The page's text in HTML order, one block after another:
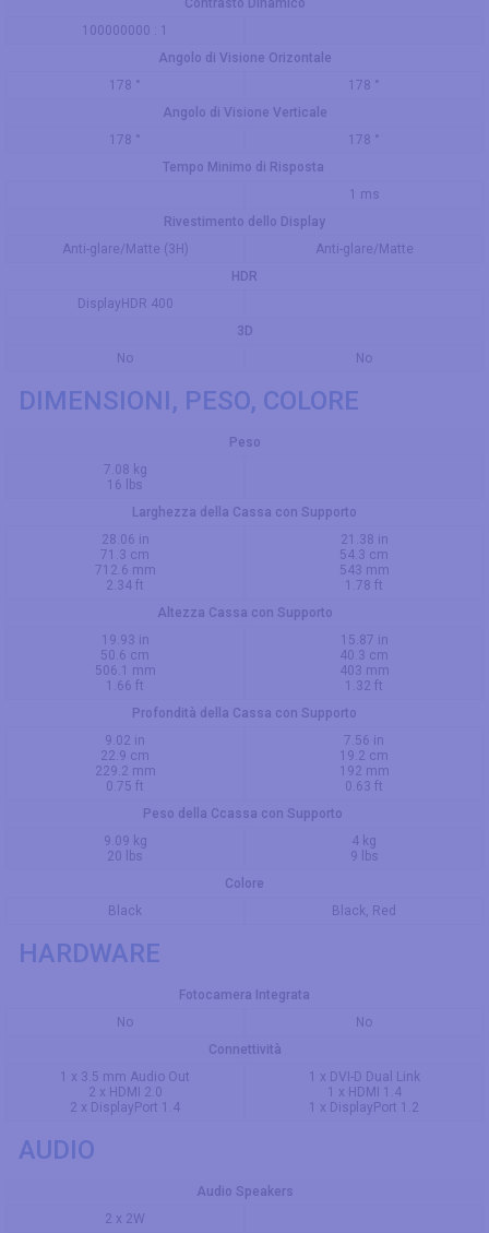
Contrasto Dinamico
100000000 : 1
Angolo di Visione Orizontale
178 °
178 °
Angolo di Visione Verticale
178 °
178 °
Tempo Minimo di Risposta
1 ms
Rivestimento dello Display
Anti-glare/Matte (3H)
Anti-glare/Matte
HDR
DisplayHDR 400
3D
No
No
DIMENSIONI, PESO, COLORE
Peso
7.08 kg
16 lbs
Larghezza della Cassa con Supporto
28.06 in
71.3 cm
712.6 mm
2.34 ft
21.38 in
54.3 cm
543 mm
1.78 ft
Altezza Cassa con Supporto
19.93 in
50.6 cm
506.1 mm
1.66 ft
15.87 in
40.3 cm
403 mm
1.32 ft
Profondità della Cassa con Supporto
9.02 in
22.9 cm
229.2 mm
0.75 ft
7.56 in
19.2 cm
192 mm
0.63 ft
Peso della Ccassa con Supporto
9.09 kg
20 lbs
4 kg
9 lbs
Colore
Black
Black, Red
HARDWARE
Fotocamera Integrata
No
No
Connettività
1 x 3.5 mm Audio Out
2 x HDMI 2.0
2 x DisplayPort 1.4
1 x DVI-D Dual Link
1 x HDMI 1.4
1 x DisplayPort 1.2
AUDIO
Audio Speakers
2 x 2W